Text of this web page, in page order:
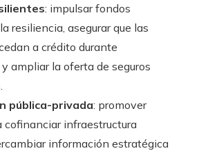
: impulsar fondos
resiliencia, asegurar que las
a crédito durante
ampliar la oferta de seguros
pública-privada: promover
cofinanciar infraestructura
información estratégica